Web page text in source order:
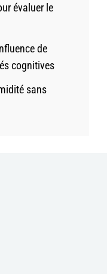
évaluer le
de
cognitives
sans